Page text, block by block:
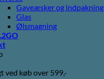
Gaveæsker og indpakning
Glas
Ølsmagning
ved køb over 599,-